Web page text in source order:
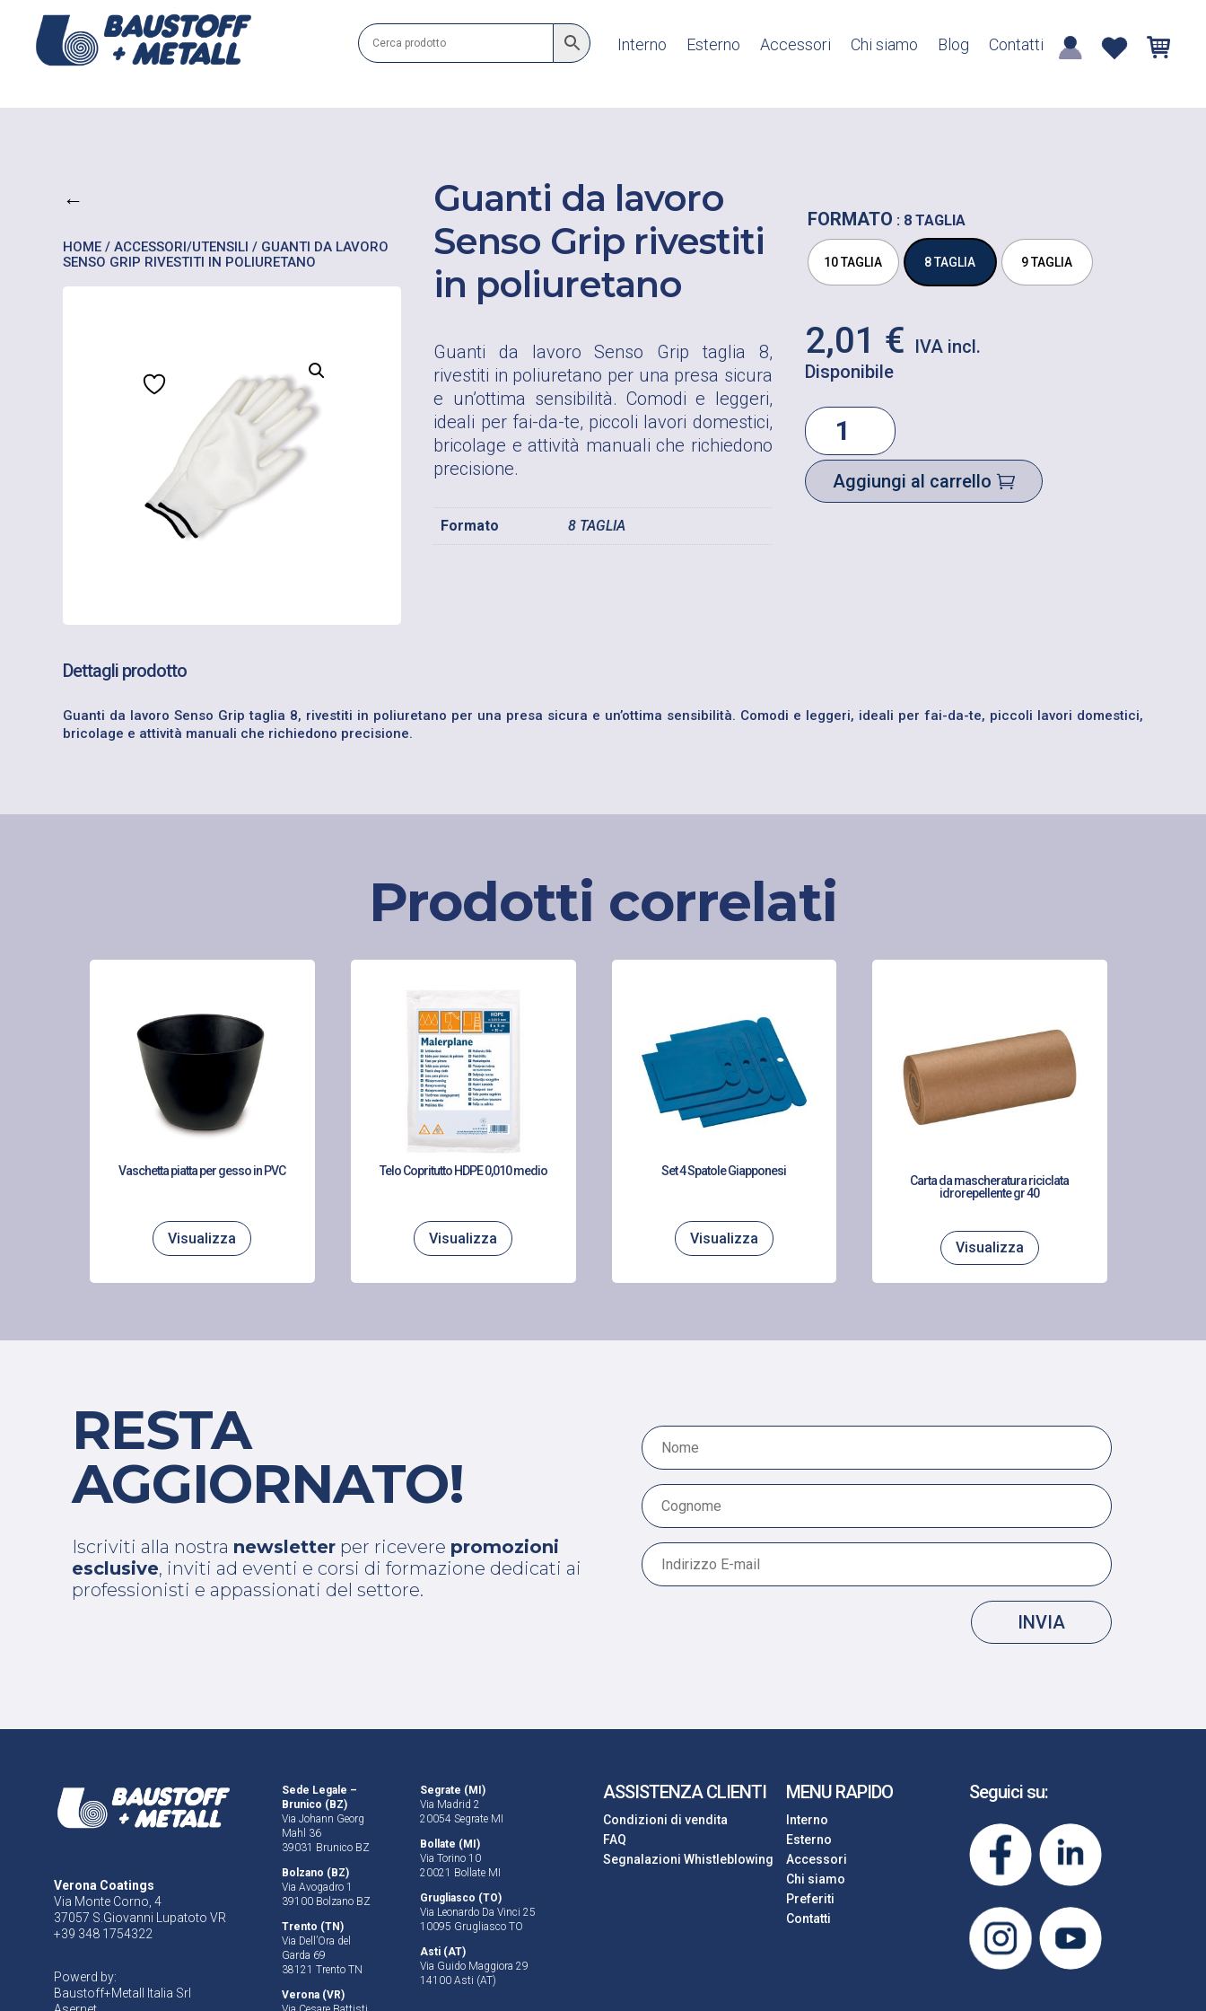
Interno Esterno Accessori Chi siamo Blog Contatti
←
HOME / ACCESSORI/UTENSILI / GUANTI DA LAVORO
SENSO GRIP RIVESTITI IN POLIURETANO
Guanti da lavoro
Senso Grip rivestiti
in poliuretano
Guanti da lavoro Senso Grip taglia 8,
rivestiti in poliuretano per una presa sicura
e un’ottima sensibilità. Comodi e leggeri,
ideali per fai-da-te, piccoli lavori domestici,
bricolage e attività manuali che richiedono
precisione.
Formato 8 TAGLIA
FORMATO : 8 TAGLIA
10 TAGLIA 8 TAGLIA 9 TAGLIA
2,01 €
Disponibile
GUANTI
DA
LAVORO
SENSO
GRIP
RIVESTITI
IN
Aggiungi al carrello
Dettagli prodotto
Guanti da lavoro Senso Grip taglia 8, rivestiti in poliuretano per una presa sicura e un’ottima sensibilità. Comodi e leggeri, ideali per fai-da-te, piccoli lavori domestici,
bricolage e attività manuali che richiedono precisione.
Prodotti correlati
Vaschetta piatta per gesso in PVC
Visualizza
Telo Copritutto HDPE 0,010 medio
Visualizza
Set 4 Spatole Giapponesi
Visualizza
Carta da mascheratura riciclata
idrorepellente gr 40
Visualizza
RESTA
AGGIORNATO!
Iscriviti alla nostra newsletter per ricevere promozioni
esclusive, inviti ad eventi e corsi di formazione dedicati ai
professionisti e appassionati del settore.
INVIA
Verona Coatings
Via Monte Corno, 4
37057 S.Giovanni Lupatoto VR
+39 348 1754322
Powerd by:
Baustoff+Metall Italia Srl
Sede Legale –
Brunico (BZ)
Via Johann Georg
Mahl 36
39031 Brunico BZ
Bolzano (BZ)
Via Avogadro 1
39100 Bolzano BZ
Trento (TN)
Via Dell’Ora del
Garda 69
38121 Trento TN
Verona (VR)
Segrate (MI)
Via Madrid 2
20054 Segrate MI
Bollate (MI)
Via Torino 10
20021 Bollate MI
Grugliasco (TO)
Via Leonardo Da Vinci 25
10095 Grugliasco TO
Asti (AT)
Via Guido Maggiora 29
14100 Asti (AT)
ASSISTENZA CLIENTI
Condizioni di vendita
FAQ
Segnalazioni Whistleblowing
MENU RAPIDO
Interno
Esterno
Accessori
Chi siamo
Preferiti
Contatti
Seguici su: